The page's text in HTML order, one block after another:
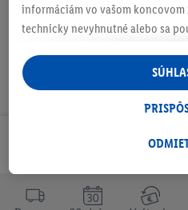
informáciám vo vašom
technicky nevyhnutné alebo sa
personalizovanú reklamu v rámci
ste účastníkom programu Lidl
aj údaje z vášho nákupného
následne si vytvoríte účet Lidl
ktorú tam uvediete, aby sme vás